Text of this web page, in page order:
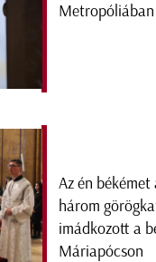
Metropóliában
Az én
három
imádkozott a
Máriapócson